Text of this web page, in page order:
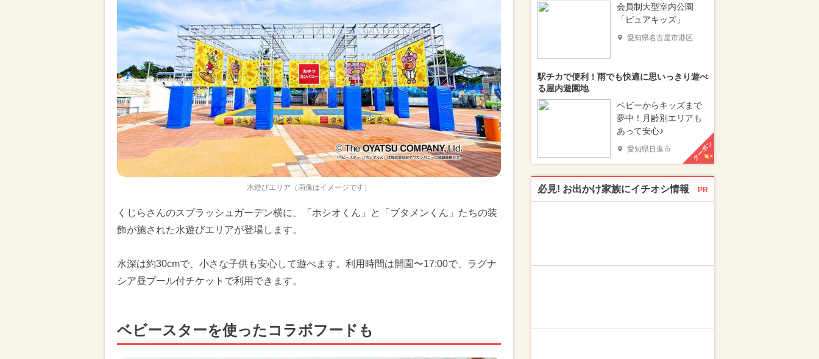
水遊びエリア（画像はイメージです）
くじらさんのスプラッシュガーデン横に、「ホシオくん」と「ブタメンくん」たちの装
飾が施された水遊びエリアが登場します。
水深は約30cmで、小さな子供も安心して遊べます。利用時間は開園〜17:00で、ラグナ
シア昼プール付チケットで利用できます。
ベビースターを使ったコラボフードも
会員制大型室内公園
「ピュアキッズ」
愛知県名古屋市港区
駅チカで便利！雨でも快適に思いっきり遊べ
る屋内遊園地
ベビーからキッズまで
夢中！月齢別エリアも
あって安心♪
愛知県日進市 クーポン
必見! お出かけ家族にイチオシ情報 PR